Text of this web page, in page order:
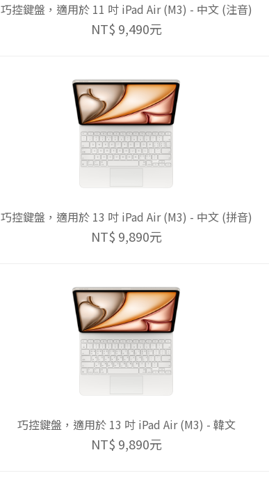
巧控鍵盤，適用於 11 吋 iPad Air (M3) - 中文 (注音)
NT$ 9,490元
巧控鍵盤，適用於 13 吋 iPad Air (M3) - 中文 (拼音)
NT$ 9,890元
巧控鍵盤，適用於 13 吋 iPad Air (M3) - 韓文
NT$ 9,890元